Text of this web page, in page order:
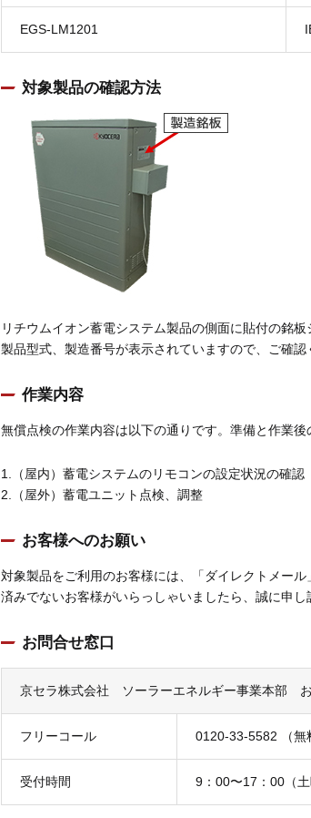
EGS-LM1201
対象製品の確認方法
リチウムイオン蓄電システム製品の側面に貼付の銘板
製品型式、製造番号が表示されていますので、ご確認
作業内容
無償点検の作業内容は以下の通りです。準備と作業後
1.（屋内）蓄電システムのリモコンの設定状況の確認
2.（屋外）蓄電ユニット点検、調整
お客様へのお願い
対象製品をご利用のお客様には、「ダイレクトメー
済みでないお客様がいらっしゃいましたら、誠に申
お問合せ窓口
京セラ株式会社 ソーラーエネルギー事業本部
フリーコール 0120-33-5582 （
受付時間 9：00〜17：00（